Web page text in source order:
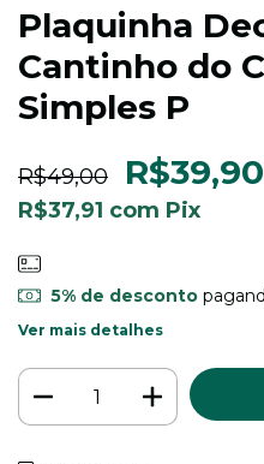
Plaquinha
Cantinho do
Simples P
R$49,00 R$39,90
R$37,91 com Pix
5% de desconto
Ver mais detalhes